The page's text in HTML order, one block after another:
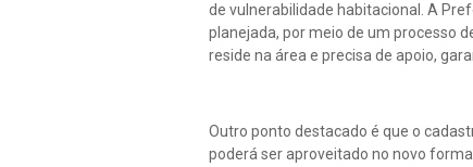
de vulnerabilidade habitacional. A
planejada, por meio de um processo
reside na área e precisa de apoio,
Outro ponto destacado é que o
poderá ser aproveitado no novo